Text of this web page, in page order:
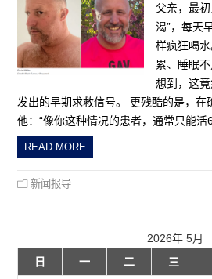
父亲，最
渴”，每天
样疯狂喝
累、睡眠
想到，这
发出的早期求救信号。 更残酷的是，在
他：“像你这种情况的患者，通常只能活
READ MORE
新闻报导
2026年 5月
日
一 二 三